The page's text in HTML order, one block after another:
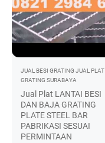
JUAL BESI GRATING JUAL PLAT
GRATING SURABAYA
Jual Plat LANTAI BESI
DAN BAJA GRATING
PLATE STEEL BAR
PABRIKASI SESUAI
PERMINTAAN